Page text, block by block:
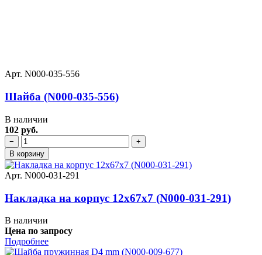
Арт. N000-035-556
Шайба (N000-035-556)
В наличии
102 руб.
−
+
В корзину
Арт. N000-031-291
Накладка на корпус 12х67х7 (N000-031-291)
В наличии
Цена по запросу
Подробнее